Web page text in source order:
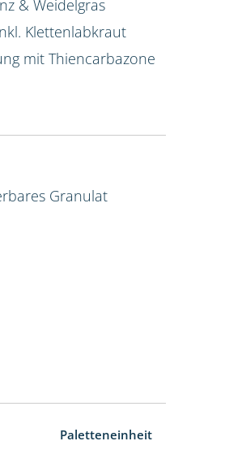
& Weidelgras
Klettenlabkraut
mit Thiencarbazone
Granulat
Paletteneinheit